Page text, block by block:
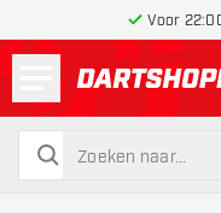
Voor
terug
zoeken
zoeken